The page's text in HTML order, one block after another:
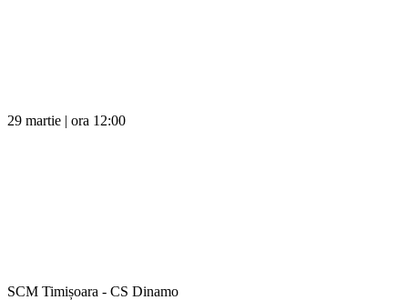
29 martie | ora 12:00
SCM Timișoara - CS Dinamo